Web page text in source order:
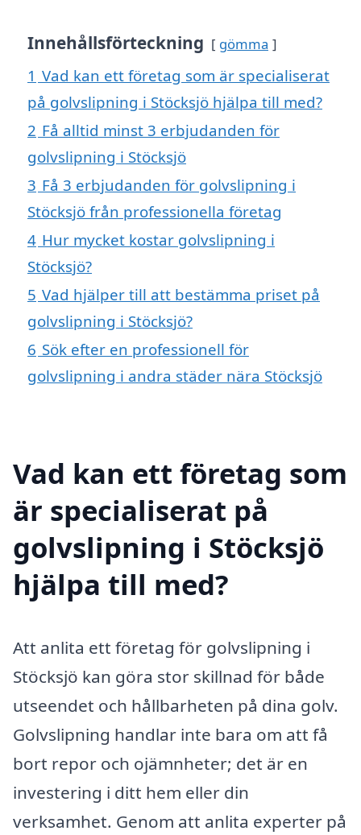
Innehållsförteckning gömma
1 Vad kan ett företag som är specialiserat
på golvslipning i Stöcksjö hjälpa till med?
2 Få alltid minst 3 erbjudanden för
golvslipning i Stöcksjö
3 Få 3 erbjudanden för golvslipning i
Stöcksjö från professionella företag
4 Hur mycket kostar golvslipning i
Stöcksjö?
5 Vad hjälper till att bestämma priset på
golvslipning i Stöcksjö?
6 Sök efter en professionell för
golvslipning i andra städer nära Stöcksjö
Vad kan ett företag som
är specialiserat på
golvslipning i Stöcksjö
hjälpa till med?
Att anlita ett företag för golvslipning i
Stöcksjö kan göra stor skillnad för både
utseendet och hållbarheten på dina golv.
Golvslipning handlar inte bara om att få
bort repor och ojämnheter; det är en
investering i ditt hem eller din
verksamhet. Genom att anlita experter på